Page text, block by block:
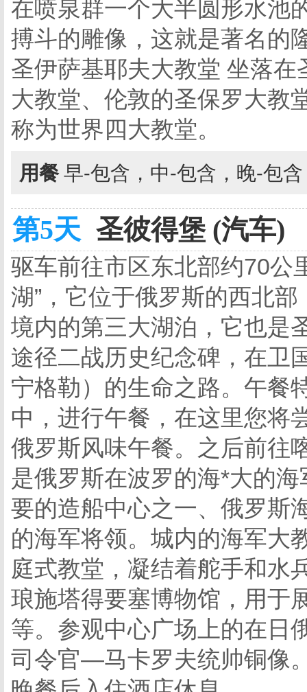
在喷泉群一个大半圆形水池
搏斗的雕像，这就是著名的
圣伊萨基耶夫大教堂 坐落
大教堂、伦敦的圣保罗大教
称为世界四大教堂。
用餐 早-包含，中-包含，晚-包
第5天 圣彼得堡 (汽车)
驱车前往市区东北部约70公
湖”，它位于俄罗斯的西北
境内的第三大湖泊，它也是
途径二战历史纪念碑，在卫
宁格勒）的生命之路。午餐
中，进行午餐，在这里您将
俄罗斯风味午餐。之后前往
是俄罗斯在波罗的海*大的
要的造船中心之一、俄罗斯
的海军将领。城内的海军大
庭式教堂，凝结着舵手和水
琅施塔得要塞博物馆，用于
等。参观中心广场上的在日
司令官—马卡罗夫统帅铜像